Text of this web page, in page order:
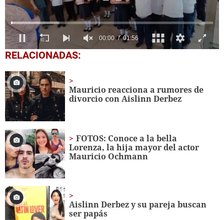
0
seconds
1
minute,
56
seconds
RELACIONADAS:
Mauricio reacciona a rumores de
divorcio con Aislinn Derbez
FOTOS: Conoce a la bella
Lorenza, la hija mayor del actor
Mauricio Ochmann
Aislinn Derbez y su pareja buscan
ser papás